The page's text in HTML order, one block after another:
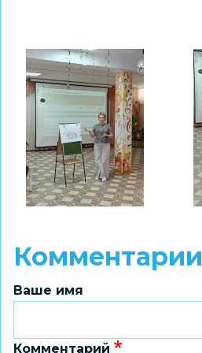
Комментарии
Ваше имя
Комментарий